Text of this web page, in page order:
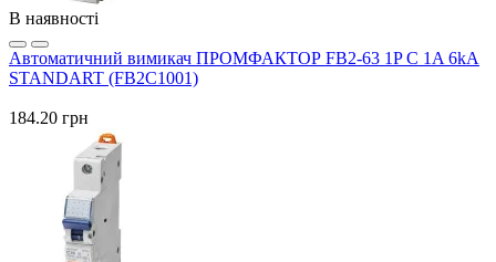
В наявності
Автоматичний вимикач ПРОМФАКТОР FB2-63 1P C 1A 6kA
STANDART (FB2C1001)
184.20 грн